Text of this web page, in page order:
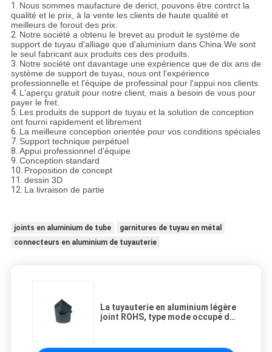
1. Nous sommes maufacture de derict, pouvons être contrct la
qualité et le prix, à la vente les clients de haute qualité et
meilleurs de forout des prix.
2. Notre société a obtenu le brevet au produit le système de
support de tuyau d'alliage que d'aluminium dans China.We sont
le seul fabricant aux produits ces des produits.
3. Notre société ont davantage une expérience que de dix ans de
système de support de tuyau, nous ont l'expérience
professionnelle et l'équipe de professinal pour l'appui nos clients.
4. L'aperçu gratuit pour notre client, mais a besoin de vous pour
payer le fret.
5. Les produits de support de tuyau et la solution de conception
ont fourni rapidement et librement
6. La meilleure conception orientée pour vos conditions spéciales
7. Support technique perpétuel
8. Appui professionnel d'équipe
9. Conception standard
10. Proposition de concept
11. dessin 3D
12. La livraison de partie
joints en aluminium de tube
garnitures de tuyau en métal
connecteurs en aluminium de tuyauterie
La tuyauterie en aluminium légère
joint ROHS, type mode occupé de